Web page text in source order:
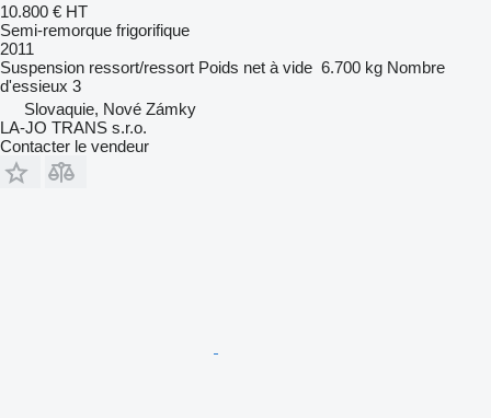
10.800 € HT
Semi-remorque frigorifique
2011
Suspension ressort/ressort Poids net à vide 6.700 kg Nombre
d'essieux 3
Slovaquie, Nové Zámky
LA-JO TRANS s.r.o.
Contacter le vendeur